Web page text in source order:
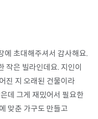
에 초대해주셔서 감사해요.
작은 빌라인데요. 지인이
진 지 오래된 건물이라
데 그게 재밌어서 필요한
맞춘 가구도 만들고